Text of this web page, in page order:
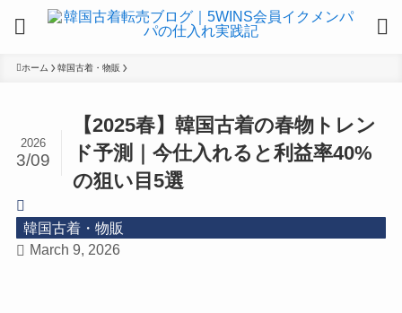
ホーム 韓国古着・物販
【2025春】韓国古着の春物トレン
ド予測｜今仕入れると利益率40%
の狙い目5選
2026
3/09
韓国古着・物販
March 9, 2026